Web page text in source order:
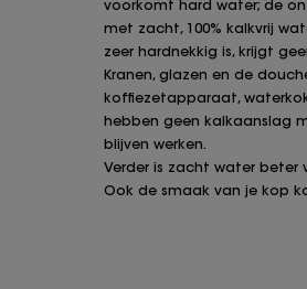
voorkomt hard water; de
met zacht, 100% kalkvrij
zeer hardnekkig is, krijgt
Kranen, glazen en de
koffiezetapparaat,
hebben geen kalkaanslag
blijven werken.
Verder is zacht water beter
Ook de smaak van je kop